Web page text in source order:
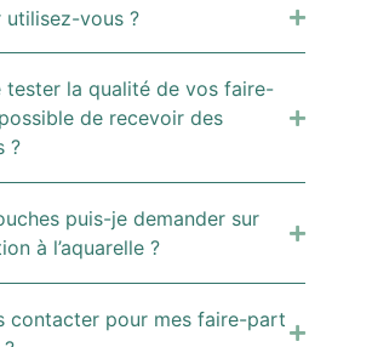
utilisez-vous ?
tester la qualité de vos faire-
de recevoir des
?
puis-je demander sur
à l’aquarelle ?
contacter pour mes faire-part